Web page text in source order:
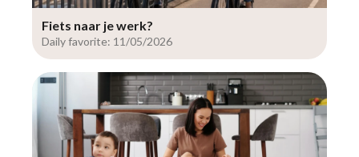
Fiets naar je werk?
Daily favorite: 11/05/2026